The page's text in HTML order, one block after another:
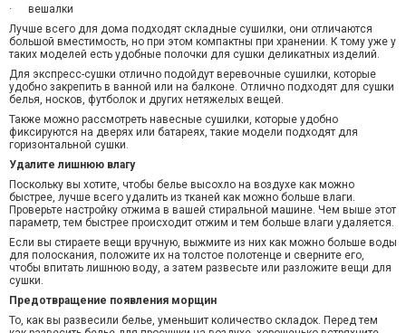
· вешалки
Лучше всего для дома подходят складные сушилки, они отличаются
большой вместимость, но при этом компактны при хранении. К тому уже у
таких моделей есть удобные полочки для сушки деликатных изделий.
Для экспресс-сушки отлично подойдут веревочные сушилки, которые
удобно закрепить в ванной или на балконе. Отлично подходят для сушки
белья, носков, футболок и других нетяжелых вещей.
Также можно рассмотреть навесные сушилки, которые удобно
фиксируются на дверях или батареях, такие модели подходят для
горизонтальной сушки.
Удалите лишнюю влагу
Поскольку вы хотите, чтобы белье высохло на воздухе как можно
быстрее, лучше всего удалить из тканей как можно больше влаги.
Проверьте настройку отжима в вашей стиральной машине. Чем выше этот
параметр, тем быстрее происходит отжим и тем больше влаги удаляется.
Если вы стираете вещи вручную, выжмите из них как можно больше воды
для полоскания, положите их на толстое полотенце и сверните его,
чтобы впитать лишнюю воду, а затем развесьте или разложите вещи для
сушки.
Предотвращение появления морщин
То, как вы развесили белье, уменьшит количество складок. Перед тем